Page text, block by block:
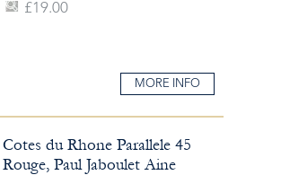
£19.00
MORE INFO
Cotes du Rhone Parallele 45
Rouge, Paul Jaboulet Aine